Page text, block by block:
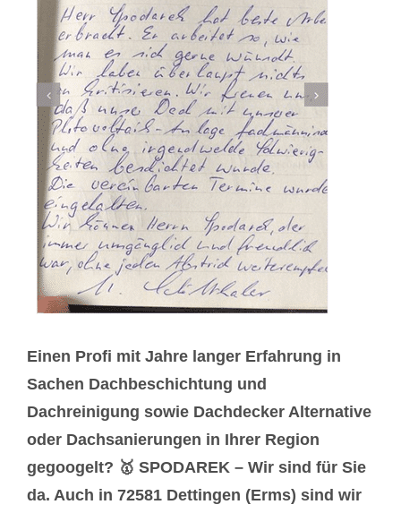
Einen Profi mit Jahre langer Erfahrung in
Sachen Dachbeschichtung und
Dachreinigung sowie Dachdecker Alternative
oder Dachsanierungen in Ihrer Region
gegoogelt? 🥇 SPODAREK – Wir sind für Sie
da. Auch in 72581 Dettingen (Erms) sind wir